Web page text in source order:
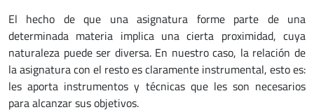
El hecho de que una asignatura forme parte de una
determinada materia implica una cierta proximidad, cuya
naturaleza puede ser diversa. En nuestro caso, la relación de
la asignatura con el resto es claramente instrumental, esto es:
les aporta instrumentos y técnicas que les son necesarios
para alcanzar sus objetivos.